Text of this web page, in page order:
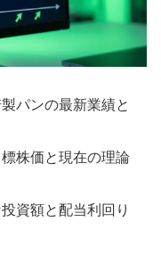
パンの最新業績と
株価と現在の理論
資額と配当利回り